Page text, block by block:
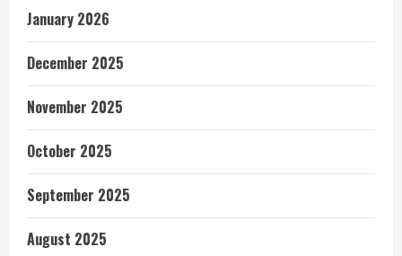
January 2026
December 2025
November 2025
October 2025
September 2025
August 2025